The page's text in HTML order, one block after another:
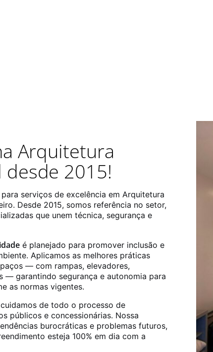
Arquitetura
2015!
serviços de excelência em Arquitetura
Desde 2015, somos referência no setor,
que unem técnica, segurança e
é planejado para promover inclusão e
Aplicamos as melhores práticas
— com rampas, elevadores,
— garantindo segurança e autonomia para
as normas vigentes.
de todo o processo de
públicos e concessionárias. Nossa
burocráticas e problemas futuros,
esteja 100% em dia com a